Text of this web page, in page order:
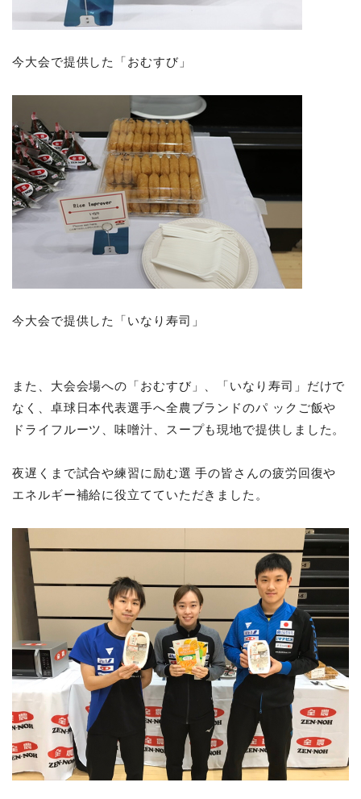
今大会で提供した「おむすび」
今大会で提供した「いなり寿司」
また、大会会場への「おむすび」、「いなり寿司」だけで
なく、卓球日本代表選手へ全農ブランドのパ ックご飯や
ドライフルーツ、味噌汁、スープも現地で提供しました。
夜遅くまで試合や練習に励む選 手の皆さんの疲労回復や
エネルギー補給に役立てていただきました。